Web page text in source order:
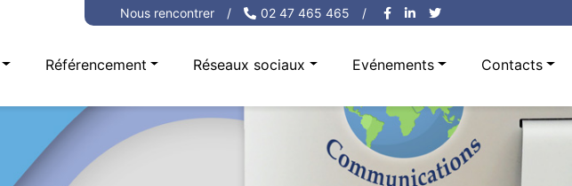
Nous rencontrer / 02 47 465 465 /
Référencement Réseaux sociaux Evénements Contacts